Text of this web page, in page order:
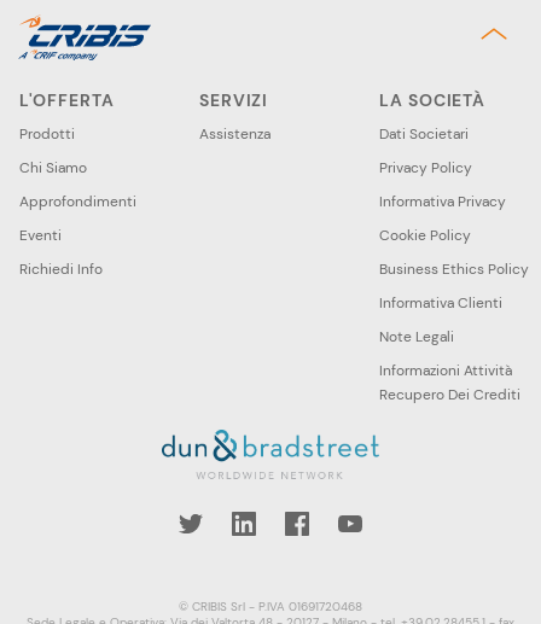
L'OFFERTA
Prodotti
Chi Siamo
Approfondimenti
Eventi
Richiedi Info
SERVIZI
Assistenza
LA SOCIETÀ
Dati Societari
Privacy Policy
Informativa Privacy
Cookie Policy
Business Ethics Policy
Informativa Clienti
Note Legali
Informazioni Attività
Recupero Dei Crediti
© CRIBIS Srl - P.IVA 01691720468